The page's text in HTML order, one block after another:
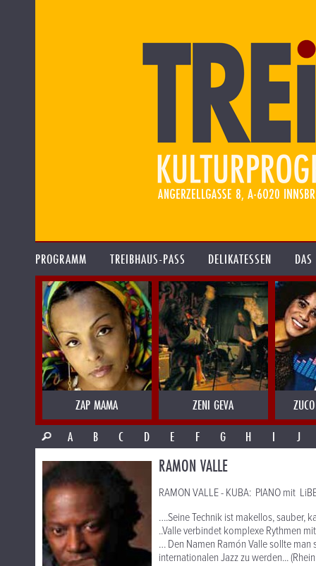
PROGRAMM TREIBHAUS-PASS DELIKATESSEN
ZAP MAMA ZENI GEVA
A
B C D E F G H I J
RAMON VALLE
RAMON VALLE - KUBA: PIANO mit
….Seine Technik ist makellos, sauber,
..Valle verbindet komplexe Rythmen
… Den Namen Ramón Valle sollte
internationalen Jazz zu werden...